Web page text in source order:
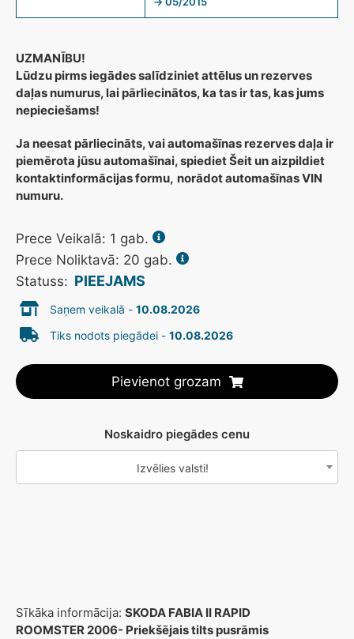
UZMANĪBU!
Lūdzu pirms iegādes salīdziniet attēlus un rezerves
daļas numurus, lai pārliecinātos, ka tas ir tas, kas jums
nepieciešams!
Ja neesat pārliecināts, vai automašīnas rezerves daļa ir
piemērota jūsu automašīnai, spiediet Šeit un aizpildiet
kontaktinformācijas formu, norādot automašīnas VIN
numuru.
Prece Veikalā: 1 gab.
Prece Noliktavā: 20 gab.
Statuss: PIEEJAMS
Saņem veikalā - 10.08.2026
Tiks nodots piegādei - 10.08.2026
Pievienot grozam
Noskaidro piegādes cenu
Izvēlies valsti!
Sīkāka informācija: SKODA FABIA II RAPID
ROOMSTER 2006- Priekšējais tilts pusrāmis